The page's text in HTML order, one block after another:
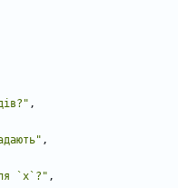
,
,
`x`?" ,